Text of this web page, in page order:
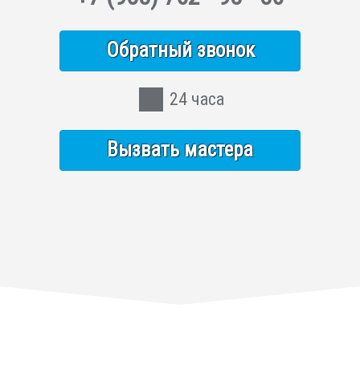
Обратный звонок
24 часа
Вызвать мастера